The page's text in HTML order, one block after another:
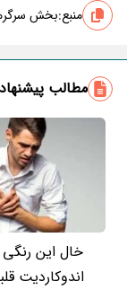
منبع:بخش
مطالب
خال این رنگی
اندوکاردیت